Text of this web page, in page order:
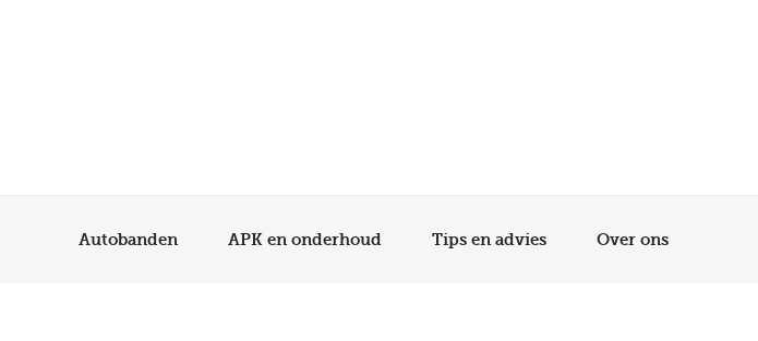
Autobanden APK en onderhoud Tips en advies Over ons